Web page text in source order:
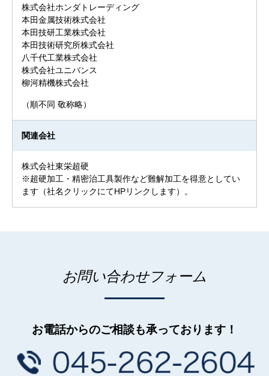
株式会社ホンダトレーディング
本田金属技術株式会社
本田技研工業株式会社
本田技術研究所株式会社
八千代工業株式会社
株式会社ユニバンス
柳河精機株式会社
（順不同 敬称略）
関連会社
株式会社東栄超硬
※超硬加工・精密治工具製作など難解加工を得意としてい
ます（社名クリックにてHPリンクします）。
お問い合わせフォーム
お電話からのご相談も承っております！